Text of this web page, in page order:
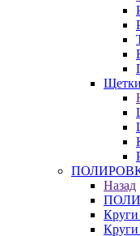
Назад
Круги